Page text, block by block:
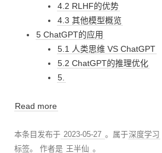
4.2 RLHF的优势
4.3 其他模型概览
5 ChatGPT的应用
5.1 人类思维 VS ChatGPT
5.2 ChatGPT的推理优化
5.
Read more
本条目发布于 2023-05-27 。属于深度学习
标签。 作者是 王半仙 。